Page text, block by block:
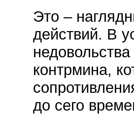
Это –
действий. В
контрмина,
до сего